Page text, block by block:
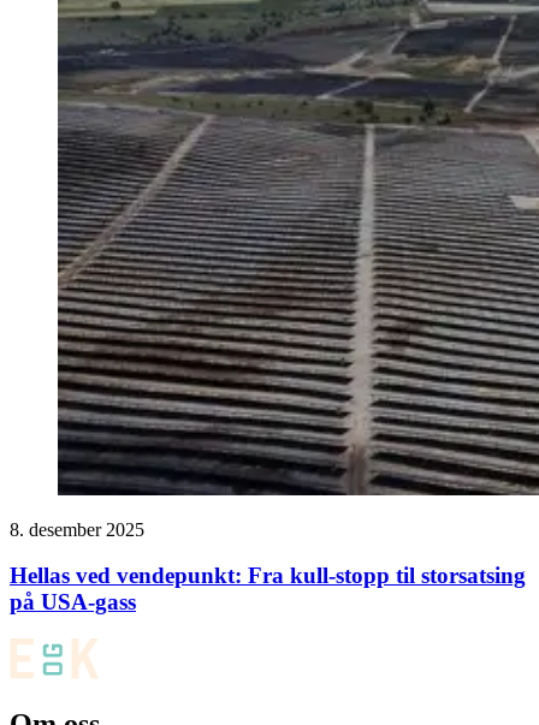
8. desember 2025
Hellas ved vendepunkt: Fra kull-stopp til storsatsing
på USA-gass